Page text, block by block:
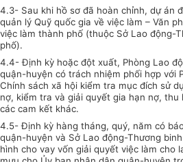
4.3- Sau khi hồ sơ đã hoàn chỉnh, dự án
quản lý Quỹ quốc gia về việc làm – Văn
việc làm thành phố (thuộc Sở Lao động-
phố).
4.4- Định kỳ hoặc đột xuất, Phòng Lao
quận-huyện có trách nhiệm phối hợp với
Chính sách xã hội kiểm tra mục đích sử
nợ, kiểm tra và giải quyết gia hạn nợ,
các cam kết khác.
4.5- Định kỳ hàng tháng, quý, năm có
quận-huyện và Sở Lao động-Thương
hình cho vay vốn giải quyết việc làm cho